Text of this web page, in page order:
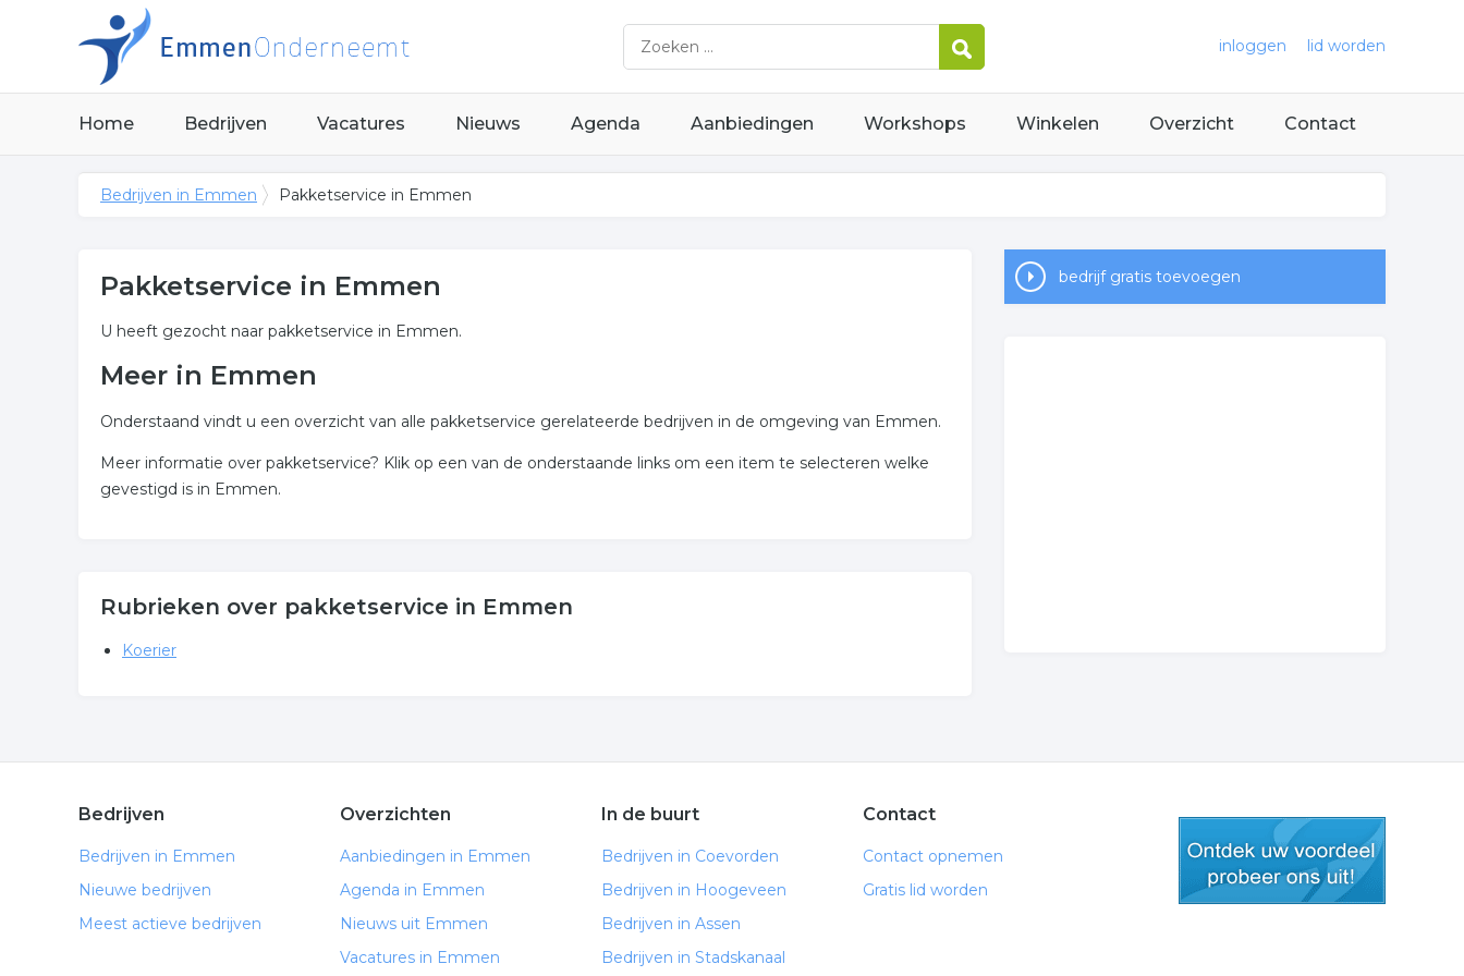
inloggen lid worden
Home Bedrijven Vacatures Nieuws Agenda Aanbiedingen Workshops Winkelen Overzicht Contact
Bedrijven in Emmen Pakketservice in Emmen
Pakketservice in Emmen
U heeft gezocht naar pakketservice in Emmen.
Meer in Emmen
Onderstaand vindt u een overzicht van alle pakketservice gerelateerde bedrijven in de omgeving van Emmen.
Meer informatie over pakketservice? Klik op een van de onderstaande links om een item te selecteren welke
gevestigd is in Emmen.
Rubrieken over pakketservice in Emmen
Koerier
bedrijf gratis toevoegen
Bedrijven
Bedrijven in Emmen
Nieuwe bedrijven
Meest actieve bedrijven
Overzichten
Aanbiedingen in Emmen
Agenda in Emmen
Nieuws uit Emmen
Vacatures in Emmen
In de buurt
Bedrijven in Coevorden
Bedrijven in Hoogeveen
Bedrijven in Assen
Bedrijven in Stadskanaal
Contact
Contact opnemen
Gratis lid worden